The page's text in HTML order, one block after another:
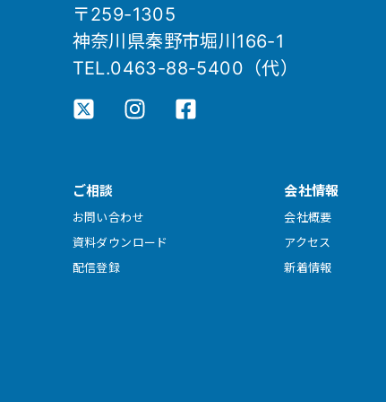
〒259-1305
神奈川県秦野市堀川166-1
TEL.0463-88-5400（代）
ご相談
お問い合わせ
資料ダウンロード
配信登録
会社情報
会社概要
アクセス
新着情報